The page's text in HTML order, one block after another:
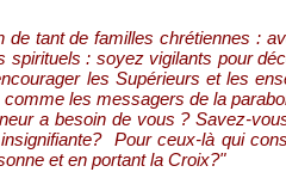
tant de familles chrétiennes :
: soyez vigilants pour
les Supérieurs et les
les messagers de la
a besoin de vous ? Savez-
Pour ceux-là qui
et en portant la Croix?"